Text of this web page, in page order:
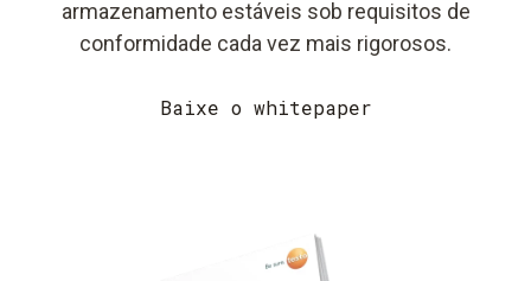
armazenamento estáveis ​​sob requisitos de
conformidade cada vez mais rigorosos.
Baixe o whitepaper